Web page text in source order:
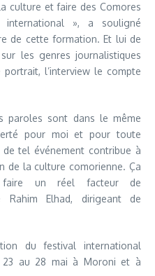
culture et faire des Comores
», a souligné
de cette formation. Et lui de
les genres journalistiques
l’interview le compte
paroles sont dans le même
pour moi et pour toute
de tel événement contribue à
de la culture comorienne. Ça
faire un réel facteur de
Rahim Elhad, dirigeant de
du festival international
23 au 28 mai à Moroni et à